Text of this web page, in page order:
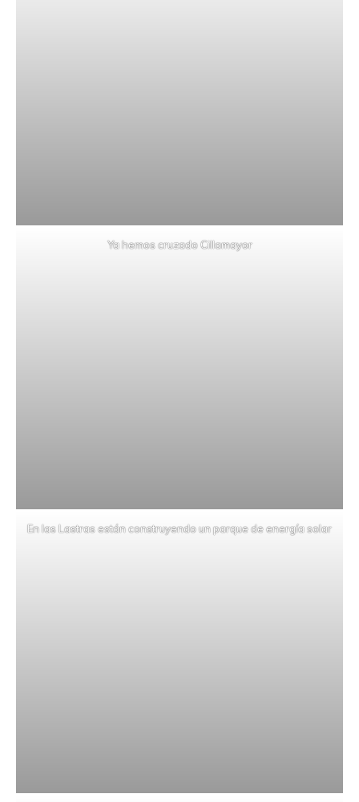
Ya hemos cruzado Cillamayor
En las Lastras están construyendo un parque de energía solar